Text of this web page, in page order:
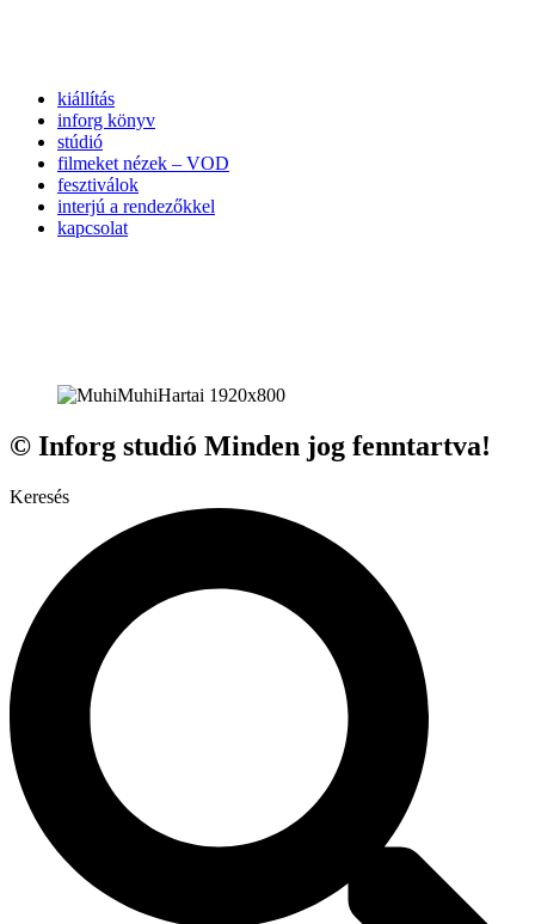
kiállítás
inforg könyv
stúdió
filmeket nézek – VOD
fesztiválok
interjú a rendezőkkel
kapcsolat
© Inforg studió Minden jog fenntartva!
Keresés